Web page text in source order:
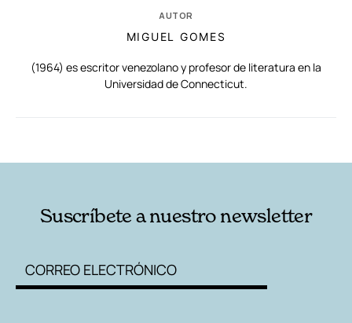
AUTOR
MIGUEL GOMES
(1964) es escritor venezolano y profesor de literatura en la
Universidad de Connecticut.
Suscríbete a nuestro newsletter